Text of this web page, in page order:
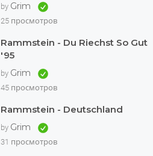
by Grim
25 просмотров
Rammstein - Du Riechst So Gut
'95
by Grim
45 просмотров
Rammstein - Deutschland
by Grim
31 просмотров